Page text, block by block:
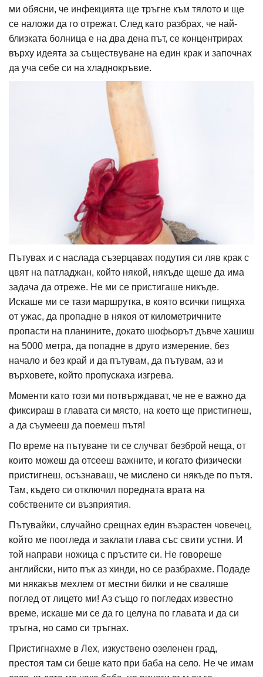
ми обясни, че инфекцията ще тръгне към тялото и ще
се наложи да го отрежат. След като разбрах, че най-
близката болница е на два дена път, се концентрирах
върху идеята за съществуване на един крак и започнах
да уча себе си на хладнокръвие.
Пътувах и с наслада съзерцавах подутия си ляв крак с
цвят на патладжан, който някой, някъде щеше да има
задача да отреже. Не ми се пристигаше никъде.
Искаше ми се тази маршрутка, в която всички пищяха
от ужас, да пропадне в някоя от километричните
пропасти на планините, докато шофьорът дъвче хашиш
на 5000 метра, да попадне в друго измерение, без
начало и без край и да пътувам, да пътувам, аз и
върховете, който пропускаха изгрева.
Моменти като този ми потвърждават, че не е важно да
фиксираш в главата си място, на което ще пристигнеш,
а да съумееш да поемеш пътя!
По време на пътуване ти се случват безброй неща, от
които можеш да отсееш важните, и когато физически
пристигнеш, осъзнаваш, че мислено си някъде по пътя.
Там, където си отключил поредната врата на
собствените си възприятия.
Пътувайки, случайно срещнах един възрастен човечец,
който ме поогледа и заклати глава със свити устни. И
той направи ножица с пръстите си. Не говореше
английски, нито пък аз хинди, но се разбрахме. Подаде
ми някакъв мехлем от местни билки и не сваляше
поглед от лицето ми! Аз също го погледах известно
време, искаше ми се да го целуна по главата и да си
тръгна, но само си тръгнах.
Пристигнахме в Лех, изкуствено озеленен град,
престоя там си беше като при баба на село. Не че имам